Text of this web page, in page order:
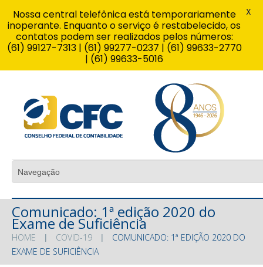
Comunicado: 1ª edição 2020 do
Exame de Suficiência
HOME COVID-19
COMUNICADO: 1ª EDIÇÃO 2020 DO
EXAME DE SUFICIÊNCIA
Nossa central telefônica está temporariamente
inoperante. Enquanto o serviço é restabelecido, os
contatos podem ser realizados pelos números:
(61) 99127-7313 | (61) 99277-0237 | (61) 99633-2770
| (61) 99633-5016
X